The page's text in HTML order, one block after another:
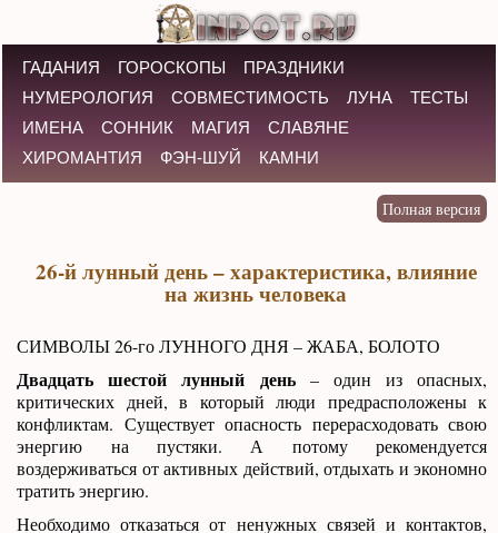
ГАДАНИЯ ГОРОСКОПЫ
ПРАЗДНИКИ
НУМЕРОЛОГИЯ
СОВМЕСТИМОСТЬ ЛУНА
ТЕСТЫ
ИМЕНА
СОННИК МАГИЯ
СЛАВЯНЕ
ХИРОМАНТИЯ
ФЭН-ШУЙ КАМНИ
26-й лунный день – характеристика, влияние
на жизнь человека
СИМВОЛЫ 26-го ЛУННОГО ДНЯ – ЖАБА, БОЛОТО
Двадцать шестой лунный день– один из опасных,
критических дней, в который люди предрасположены к
конфликтам. Существует опасность перерасходовать свою
энергию на пустяки. А потому рекомендуется
воздерживаться от активных действий, отдыхать и экономно
тратить энергию.
Необходимо отказаться от ненужных связей и контактов,